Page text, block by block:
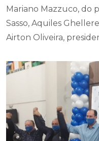
Mariano Mazzuco, do
Sasso, Aquiles
Airton Oliveira,